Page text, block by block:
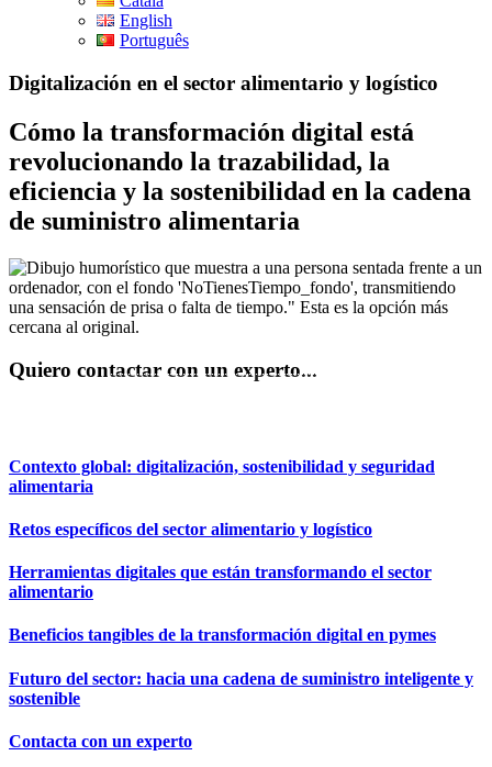
English
Português
Digitalización en el sector alimentario y logístico
Cómo la transformación digital está
revolucionando la trazabilidad, la
eficiencia y la sostenibilidad en la cadena
de suministro alimentaria
Quiero contactar con un experto...
Contexto global: digitalización, sostenibilidad y seguridad
alimentaria
Retos específicos del sector alimentario y logístico
Herramientas digitales que están transformando el sector
alimentario
Beneficios tangibles de la transformación digital en pymes
Futuro del sector: hacia una cadena de suministro inteligente y
sostenible
Contacta con un experto